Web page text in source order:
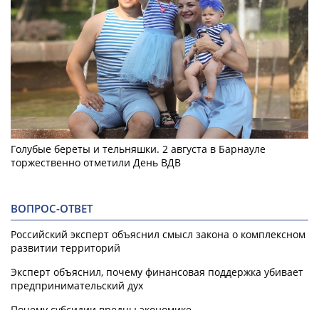
Голубые береты и тельняшки. 2 августа в Барнауле
торжественно отметили День ВДВ
ВОПРОС-ОТВЕТ
Российский эксперт объяснил смысл закона о комплексном
развитии территорий
Эксперт объяснил, почему финансовая поддержка убивает
предпринимательский дух